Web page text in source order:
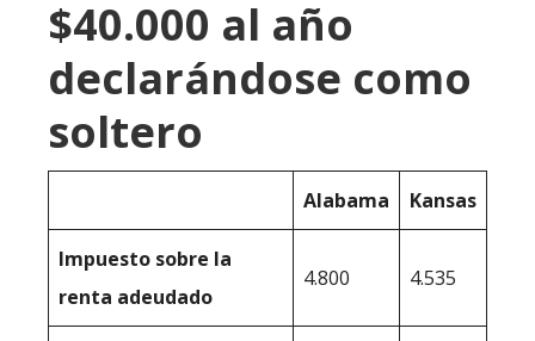
$40.000 al año
declarándose como
soltero
Alabama Kansas
Impuesto sobre la
renta adeudado
4.800 4.535